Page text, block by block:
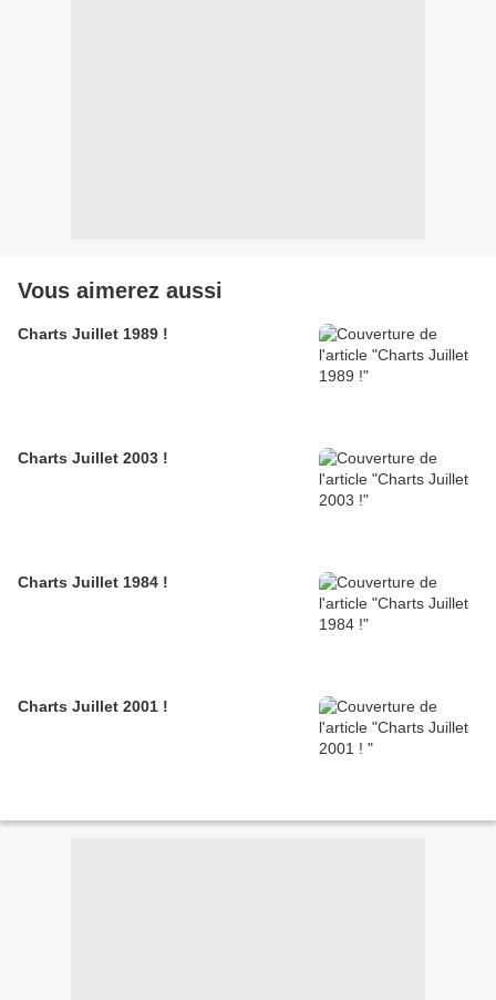
Vous aimerez aussi
Charts Juillet 1989 !
Charts Juillet 2003 !
Charts Juillet 1984 !
Charts Juillet 2001 !